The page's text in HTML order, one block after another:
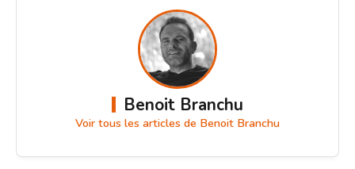
Benoit Branchu
Voir tous les articles de Benoit Branchu